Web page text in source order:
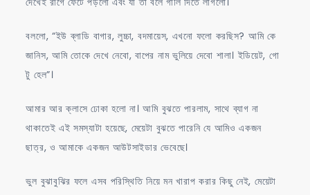
বললো, “ইউ ব্লাডি বাগার, লুচ্চা, বদমায়েস, এখনো ফলো করছিস? আমি কে
জানিস, আমি তোকে দেখে নেবো, বাপের নাম ভুলিয়ে দেবো শালা। ইডিয়েট, গো
টু হেল”।
আমার আর ক্লাসে ঢোকা হলো না। আমি বুঝতে পারলাম, সাথে ব্যাগ না
থাকাতেই এই সমস্যাটা হয়েছে, মেয়েটা বুঝতে পারেনি যে আমিও একজন
ছাত্র, ও আমাকে একজন আউটসাইডার ভেবেছে।
ভুল বুঝাবুঝির ফলে এসব পরিস্থিতি নিয়ে মন খারাপ করার কিছু নেই, মেয়েটা